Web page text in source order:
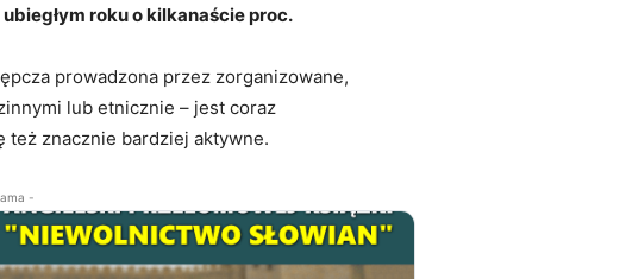
roku o kilkanaście proc.
prowadzona przez zorganizowane,
lub etnicznie – jest coraz
też znacznie bardziej aktywne.
-